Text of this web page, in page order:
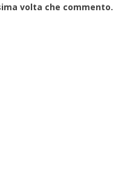
volta che commento.